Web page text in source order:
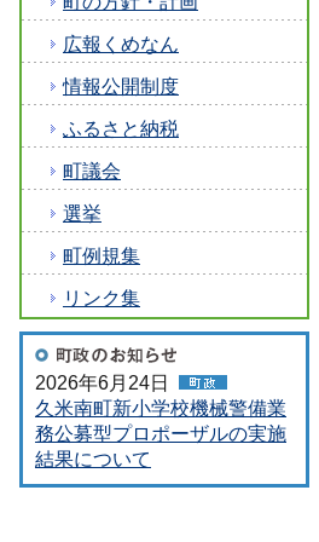
広報くめなん
情報公開制度
ふるさと納税
町議会
選挙
町例規集
リンク集
2026年6月24日
久米南町新小学校機械警備業
務公募型プロポーザルの実施
結果について